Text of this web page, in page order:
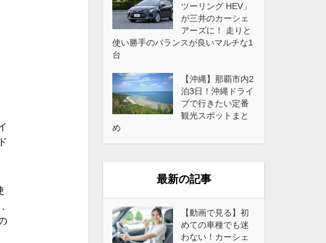
ツーリング HEV」
が三井のカーシェ
アーズに！ 走りと
使い勝手のバランスが良いマルチな1
台
【沖縄】那覇市内2
泊3日！沖縄ドライ
ブで行きたい定番
観光スポットまと
め
最新の記事
【動画で見る】初
めての車種でも迷
わない！カーシェ